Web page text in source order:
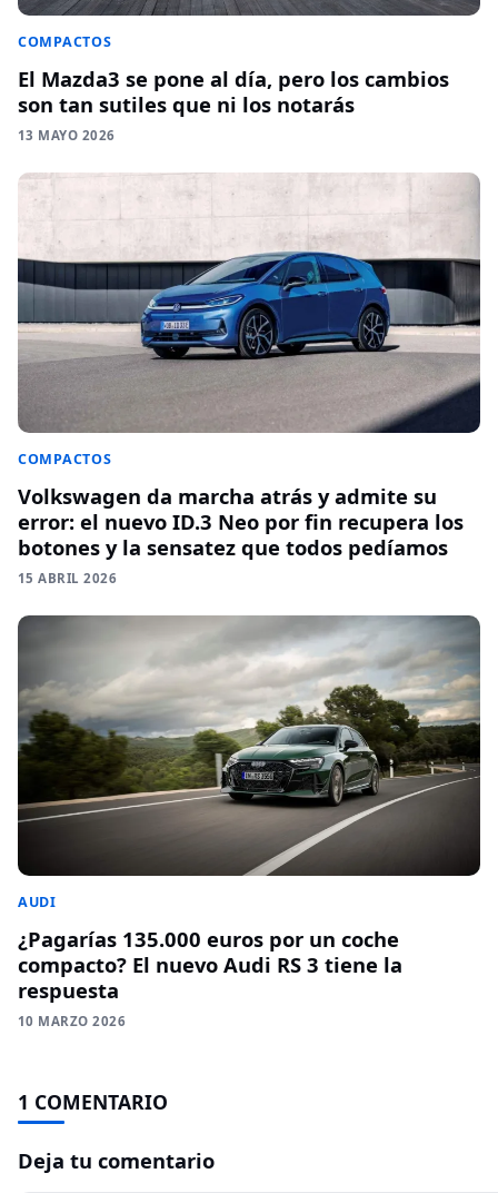
COMPACTOS
El Mazda3 se pone al día, pero los cambios
son tan sutiles que ni los notarás
13 MAYO 2026
COMPACTOS
Volkswagen da marcha atrás y admite su
error: el nuevo ID.3 Neo por fin recupera los
botones y la sensatez que todos pedíamos
15 ABRIL 2026
AUDI
¿Pagarías 135.000 euros por un coche
compacto? El nuevo Audi RS 3 tiene la
respuesta
10 MARZO 2026
1 COMENTARIO
Deja tu comentario